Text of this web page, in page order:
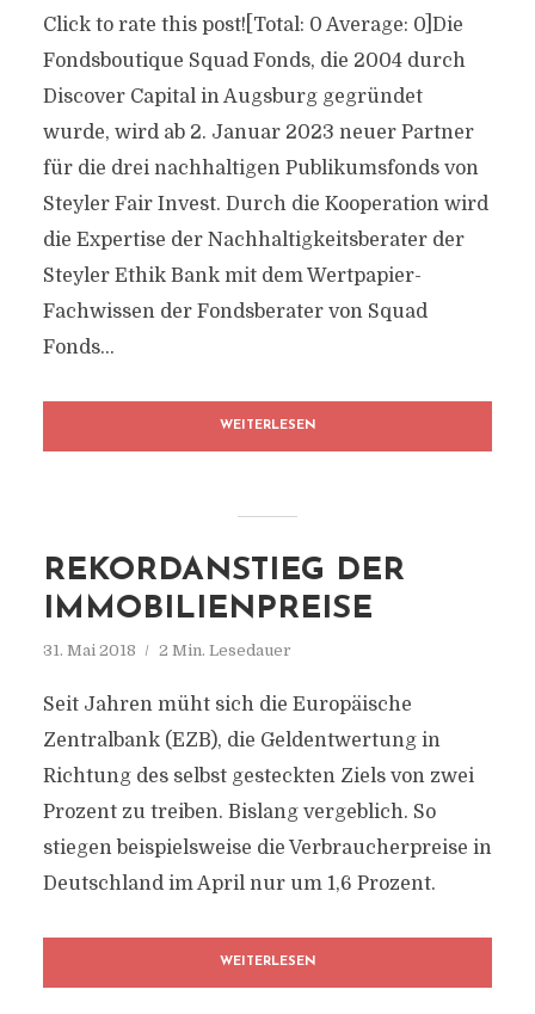
Click to rate this post![Total: 0 Average: 0]Die
Fondsboutique Squad Fonds, die 2004 durch
Discover Capital in Augsburg gegründet
wurde, wird ab 2. Januar 2023 neuer Partner
für die drei nachhaltigen Publikumsfonds von
Steyler Fair Invest. Durch die Kooperation wird
die Expertise der Nachhaltigkeitsberater der
Steyler Ethik Bank mit dem Wertpapier-
Fachwissen der Fondsberater von Squad
Fonds...
WEITERLESEN
REKORDANSTIEG DER
IMMOBILIENPREISE
31. Mai 2018 2 Min. Lesedauer
Seit Jahren müht sich die Europäische
Zentralbank (EZB), die Geldentwertung in
Richtung des selbst gesteckten Ziels von zwei
Prozent zu treiben. Bislang vergeblich. So
stiegen beispielsweise die Verbraucherpreise in
Deutschland im April nur um 1,6 Prozent.
WEITERLESEN